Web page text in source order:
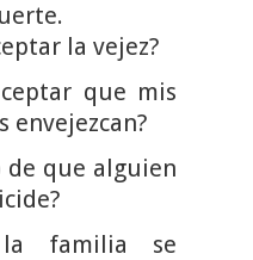
la vejez?
que mis
envejezcan?
de que alguien
familia se